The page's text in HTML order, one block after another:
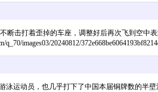
击打着歪掉的车座，调整好后再次飞到空中
images03/20240812/
运动员，也几乎打下了中国本届铜牌数的半